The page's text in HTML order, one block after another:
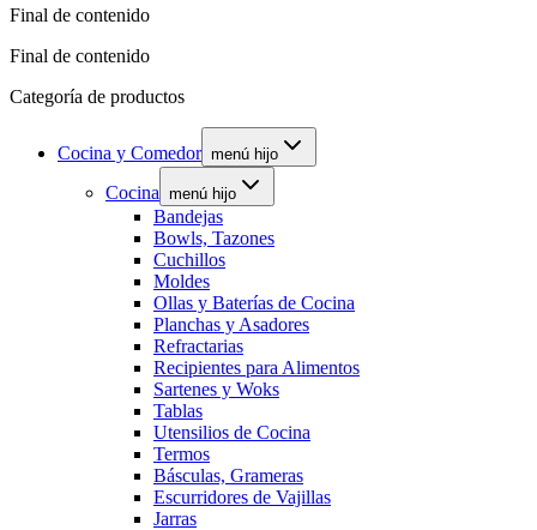
Final de contenido
Final de contenido
Categoría de productos
Cocina y Comedor menú hijo
Cocina menú hijo
Bandejas
Bowls, Tazones
Cuchillos
Moldes
Ollas y Baterías de Cocina
Planchas y Asadores
Refractarias
Recipientes para Alimentos
Sartenes y Woks
Tablas
Utensilios de Cocina
Termos
Básculas, Grameras
Escurridores de Vajillas
Jarras